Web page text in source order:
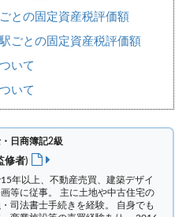
との固定資産税評価額
ごとの固定資産税評価額
いて
いて
日商簿記2級
修者)
年以上、不動産売買、建築デザイ
等に従事。 主に土地や中古住宅の
司法書士手続きを経験。 自身でも